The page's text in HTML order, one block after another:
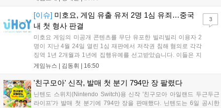
요구됩니다. 개발사는 향후 캐릭터 추가 등을 통해 게임성을 다듬
어 경쟁력을 확보할 계획입니다....
[이슈] 미호요, 게임 유출 유저 2명 1심 유죄…중국
내 첫 형사 판결
미호요 게임의 미공개 콘텐츠를 무단 유포한 빌리빌리 이용자 2
명이 지난 4월 24일 열린 1심 재판에서 저작권 침해 혐의로 각각
징역 1년 2개월과 1년에 집행유예를 선고받았습니다. 이들은 지
난해 7월부터 원신 등 주요 게임의 영상을 유포해 60만 회 이상의
이후 중국 내 첫 형사사건임을 강조하며 향후 무단 유출에 강경
대응할 방침입니다....
게임뉴스 | 김동휘 16:50
3
'친구모아' 신작, 발매 첫 분기 794만 장 팔렸다
닌텐도 스위치(Nintendo Switch)용 신작 '친구모아 아일랜드 두근두근
라이프'가 발매 첫 분기에 794만 장을 판매했다. 닌텐도는 6일 공시한